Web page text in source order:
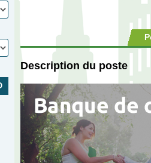
Description du poste